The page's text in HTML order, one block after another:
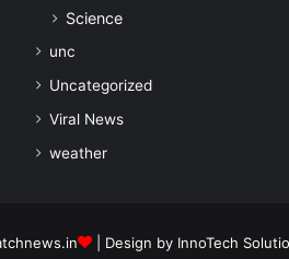
Science
unc
Uncategorized
Viral News
weather
| Design by InnoTech